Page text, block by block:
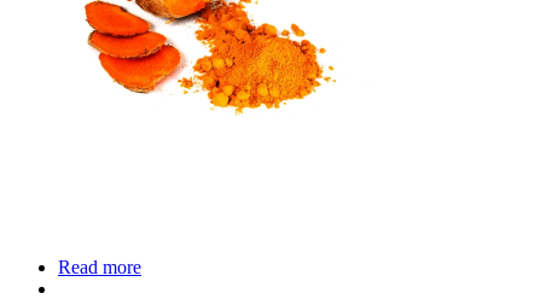
Read more